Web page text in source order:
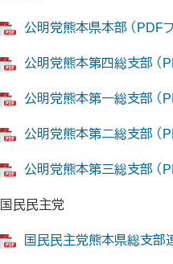
公明党熊本県本部 （PDFフ
公明党熊本第四総支部 （
公明党熊本第一総支部 （
公明党熊本第二総支部 （
公明党熊本第三総支部 （
国民民主党
国民民主党熊本県総支部